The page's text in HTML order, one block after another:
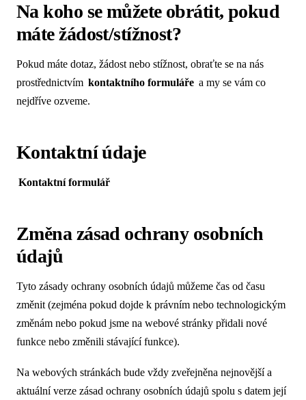
Na koho se můžete obrátit, pokud
máte žádost/stížnost?
Pokud máte dotaz, žádost nebo stížnost, obraťte se na nás
prostřednictvím kontaktního formuláře a my se vám co
nejdříve ozveme.
Kontaktní údaje
Kontaktní formulář
Změna zásad ochrany osobních
údajů
Tyto zásady ochrany osobních údajů můžeme čas od času
změnit (zejména pokud dojde k právním nebo technologickým
změnám nebo pokud jsme na webové stránky přidali nové
funkce nebo změnili stávající funkce).
Na webových stránkách bude vždy zveřejněna nejnovější a
aktuální verze zásad ochrany osobních údajů spolu s datem její